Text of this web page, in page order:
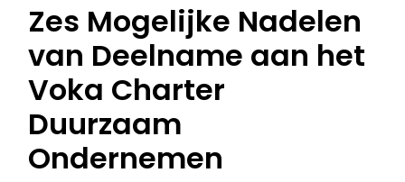
Zes Mogelijke Nadelen
van Deelname aan het
Voka Charter
Duurzaam
Ondernemen